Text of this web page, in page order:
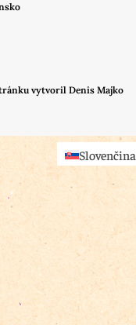
vytvoril Denis Majko
Slovenčina